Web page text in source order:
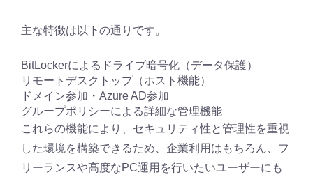
主な特徴は以下の通りです。
BitLockerによるドライブ暗号化（データ保護）
リモートデスクトップ（ホスト機能）
ドメイン参加・Azure AD参加
グループポリシーによる詳細な管理機能
これらの機能により、セキュリティ性と管理性を重視
した環境を構築できるため、企業利用はもちろん、フ
リーランスや高度なPC運用を行いたいユーザーにも